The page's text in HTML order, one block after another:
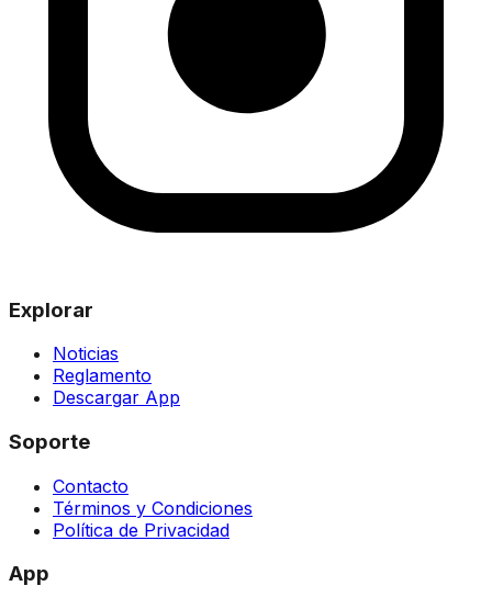
Explorar
Noticias
Reglamento
Descargar App
Soporte
Contacto
Términos y Condiciones
Política de Privacidad
App